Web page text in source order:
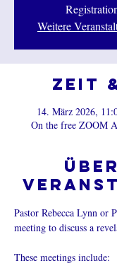
Weitere
Zeit
14. März 2026,
On the free ZOOM
Pastor Rebecca Lynn or
meeting to discuss a
These meetings include: